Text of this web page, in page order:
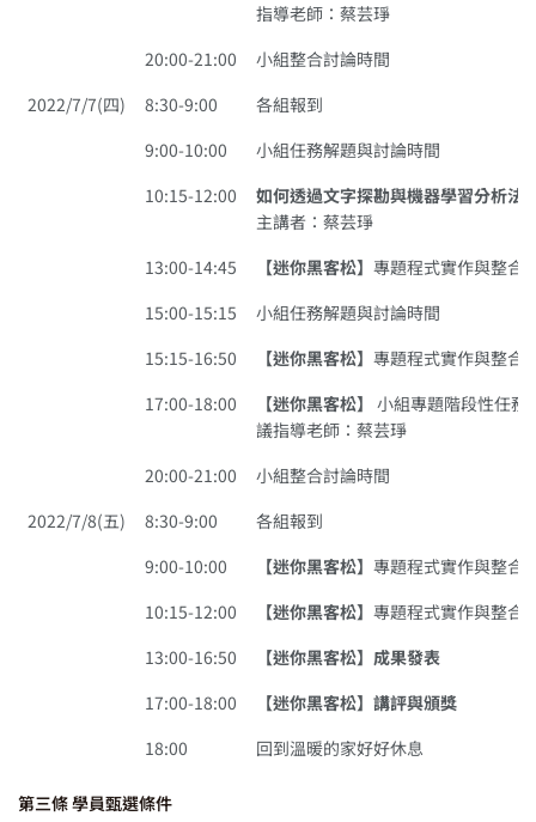
指導老師：蔡芸琤
20:00-21:00
小組整合討論時間
2022/7/7(四)
8:30-9:00
各組報到
9:00-10:00
小組任務解題與討論時間
10:15-12:00
如何透過文字探勘與機器學習分析法
主講者：蔡芸琤
13:00-14:45
【迷你黑客松】 專題程式實作與整合
15:00-15:15
小組任務解題與討論時間
15:15-16:50
【迷你黑客松】 專題程式實作與整合
17:00-18:00
【迷你黑客松】 小組專題階段性任務
議指導老師：蔡芸琤
20:00-21:00
小組整合討論時間
2022/7/8(五)
8:30-9:00
各組報到
9:00-10:00
【迷你黑客松】 專題程式實作與整合
10:15-12:00
【迷你黑客松】 專題程式實作與整合
13:00-16:50
【迷你黑客松】成果發表
17:00-18:00
【迷你黑客松】講評與頒獎
18:00
回到溫暖的家好好休息
第三條 學員甄選條件